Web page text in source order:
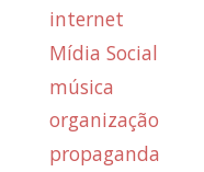
internet
Mídia Social
música
organização
propaganda